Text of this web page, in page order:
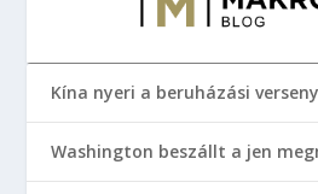
Kína nyeri a beruházási
Washington beszállt a jen